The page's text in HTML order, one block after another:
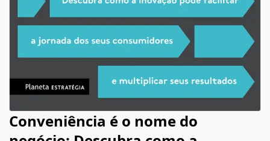
Conveniência é o nome do